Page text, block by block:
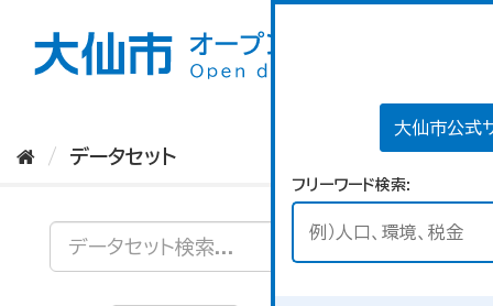
大仙市公式
フリーワード検索
データセット